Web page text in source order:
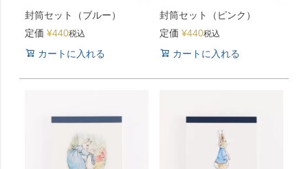
封筒セット（ブルー）
定価 ¥440税込
カートに入れる
封筒セット（ピンク）
定価 ¥440税込
カートに入れる